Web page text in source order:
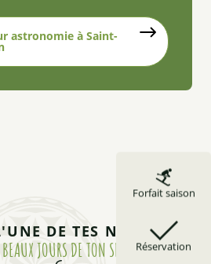
Forfait saison
Réservation
astronomie à Saint-
DE TES NUITS
JOURS DE TON SÉJOUR